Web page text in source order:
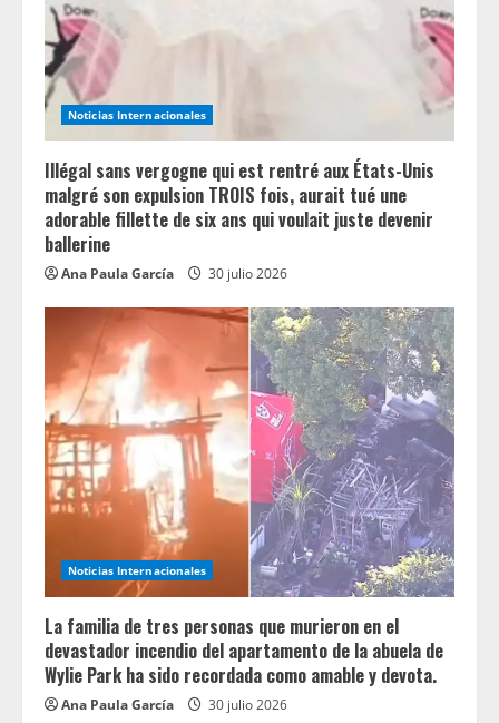
d
i
n
g
Noticias Internacionales
Illégal sans vergogne qui est rentré aux États-Unis
malgré son expulsion TROIS fois, aurait tué une
adorable fillette de six ans qui voulait juste devenir
ballerine
Ana Paula García 30 julio 2026
Noticias Internacionales
La familia de tres personas que murieron en el
devastador incendio del apartamento de la abuela de
Wylie Park ha sido recordada como amable y devota.
Ana Paula García 30 julio 2026